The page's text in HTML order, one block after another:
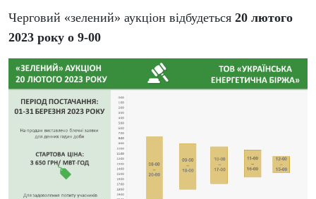
Черговий «зелений» аукціон відбудеться 20 лютого
2023 року о 9-00